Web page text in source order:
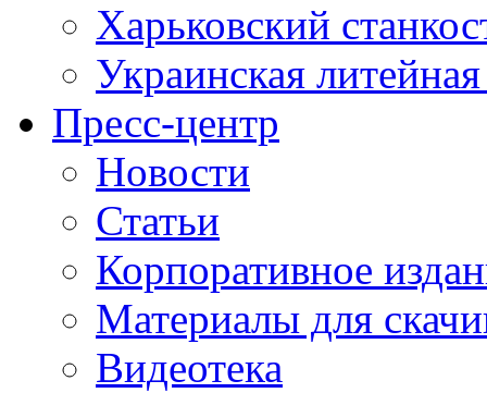
Харьковский
Украинская
Пресс-центр
Новости
Статьи
Корпоративное
Материалы для
Видеотека